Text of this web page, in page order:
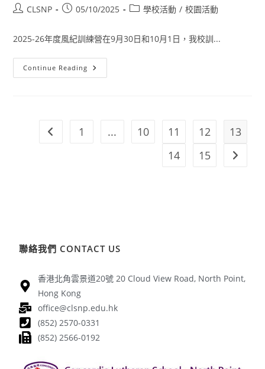
CLSNP 05/10/2025 學校活動 / 校園活動
2025-26年度風紀訓練營在9月30日和10月1日，我校訓...
Continue Reading
1 ... 10 11 12
13
14
15
聯絡我們 CONTACT US
香港北角雲景道20號 20 Cloud View Road, North Point,
Hong Kong
office@clsnp.edu.hk
(852) 2570-0331
(852) 2566-0192